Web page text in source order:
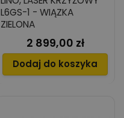
L6GS-1 - WIĄZKA
ZIELONA
Cena
2 899,00 zł
Dodaj do koszyka